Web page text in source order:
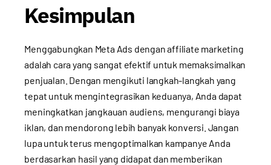
Kesimpulan
Menggabungkan Meta Ads dengan affiliate marketing
adalah cara yang sangat efektif untuk memaksimalkan
penjualan. Dengan mengikuti langkah-langkah yang
tepat untuk mengintegrasikan keduanya, Anda dapat
meningkatkan jangkauan audiens, mengurangi biaya
iklan, dan mendorong lebih banyak konversi. Jangan
lupa untuk terus mengoptimalkan kampanye Anda
berdasarkan hasil yang didapat dan memberikan